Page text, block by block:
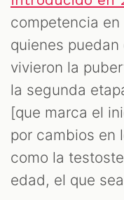
competencia
quienes puedan
vivieron la
la segunda
[que marca el
por cambios en
como la
edad, el que